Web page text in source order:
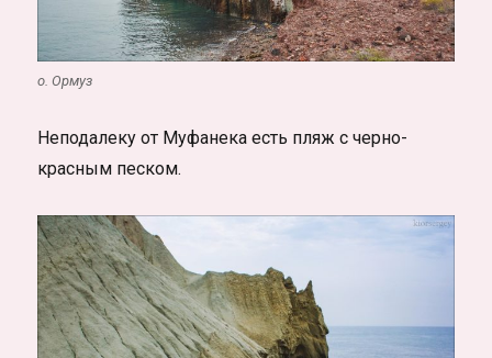
о. Ормуз
Неподалеку от Муфанека есть пляж с черно-
красным песком.